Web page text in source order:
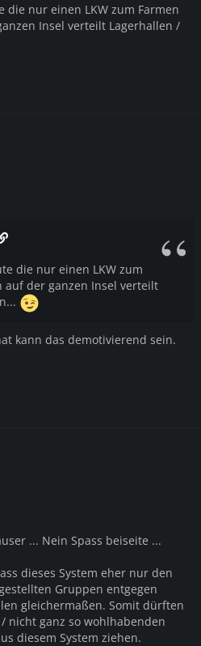
die nur einen LKW zum Farmen
Insel verteilt Lagerhallen /
die nur einen LKW zum
auf der ganzen Insel verteilt
kann das demotivierend sein.
... Nein Spass beiseite ...
dieses System eher nur den
Gruppen entgegen
gleichermaßen. Somit dürften
nicht ganz so wohlhabenden
diesem System ziehen.